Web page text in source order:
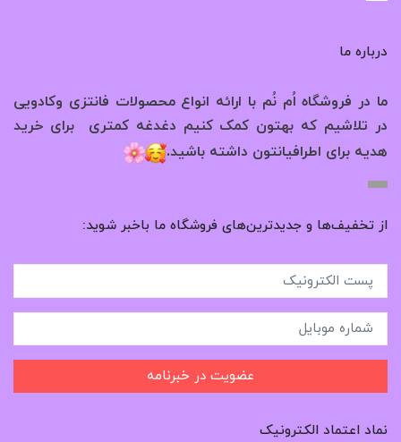
درباره ما
ما در فروشگاه اُم نُم با ارائه انواع محصولات فانتزی وکادویی
در تلاشیم که بهتون کمک کنیم دغدغه کمتری برای خرید
هدیه برای اطرافیانتون داشته باشید.
از تخفیف‌ها و جدیدترین‌های فروشگاه ما باخبر شوید:
عضویت در خبرنامه
نماد اعتماد الکترونیک